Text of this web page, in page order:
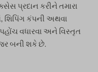
પ્રદાન કરીને તમારા
શિપિંગ કંપની અથવા
વધારવા અને વિસ્તૃત
બની શકે છે.